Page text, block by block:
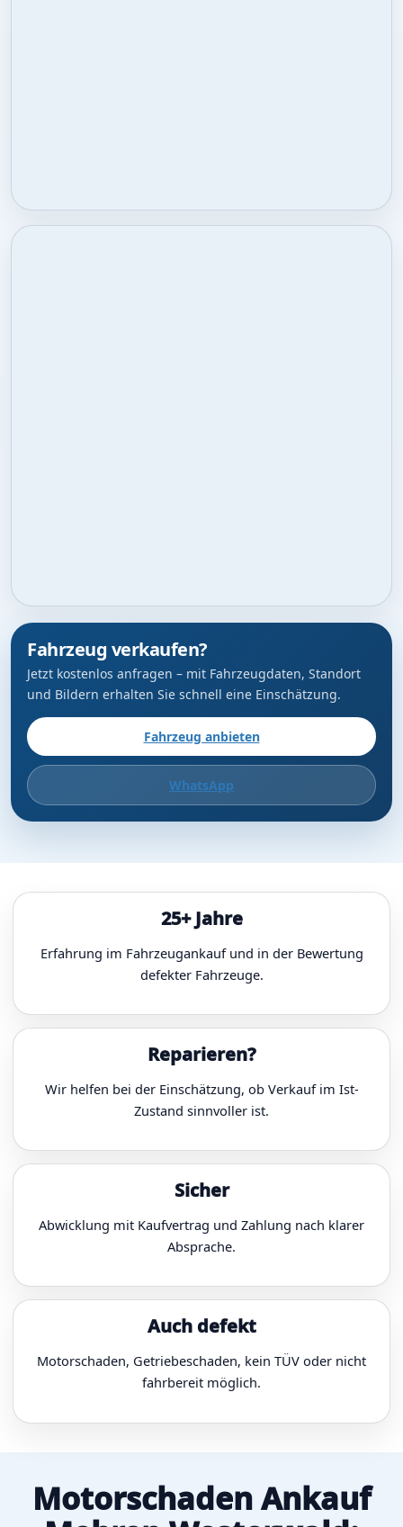
Fahrzeug verkaufen?
Jetzt kostenlos anfragen – mit Fahrzeugdaten, Standort
und Bildern erhalten Sie schnell eine Einschätzung.
Fahrzeug anbieten
WhatsApp
25+ Jahre
Erfahrung im Fahrzeugankauf und in der Bewertung
defekter Fahrzeuge.
Reparieren?
Wir helfen bei der Einschätzung, ob Verkauf im Ist-
Zustand sinnvoller ist.
Sicher
Abwicklung mit Kaufvertrag und Zahlung nach klarer
Absprache.
Auch defekt
Motorschaden, Getriebeschaden, kein TÜV oder nicht
fahrbereit möglich.
Motorschaden Ankauf